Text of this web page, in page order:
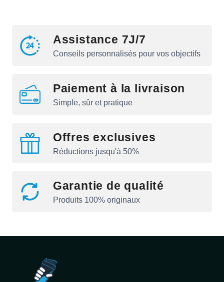
Assistance 7J/7
Conseils personnalisés pour vos objectifs
Paiement à la livraison
Simple, sûr et pratique
Offres exclusives
Réductions jusqu'à 50%
Garantie de qualité
Produits 100% originaux